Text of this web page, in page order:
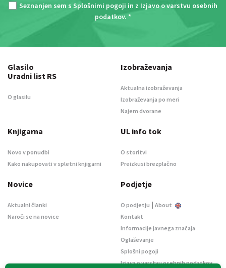
Seznanjen sem s Splošnimi pogoji in z Izjavo o varstvu osebnih
podatkov. *
Glasilo
Uradni list RS
O glasilu
Izobraževanja
Aktualna izobraževanja
Izobraževanja po meri
Najem dvorane
Knjigarna
Novo v ponudbi
Kako nakupovati v spletni knjigarni
UL info tok
O storitvi
Preizkusi brezplačno
Novice
Aktualni članki
Naroči se na novice
Podjetje
O podjetju | About
Kontakt
Informacije javnega značaja
Oglaševanje
Splošni pogoji
Izjava o varstvu osebnih podatkov